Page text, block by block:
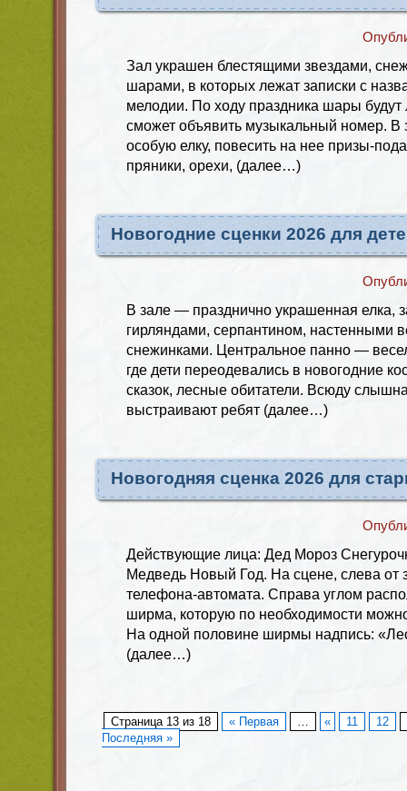
Зал украшен блестящими звездами,
шарами, в которых лежат записки с
мелодии. По ходу праздника шары
сможет объявить музыкальный номер. В
особую елку, повесить на нее призы-
пряники, орехи, (далее…)
Новогодние сценки 2026 для
В зале — празднично украшенная елка,
гирляндами, серпантином, настенными
снежинками. Центральное панно —
где дети переодевались в новогодние
сказок, лесные обитатели. Всюду
выстраивают ребят (далее…)
Новогодняя сценка 2026 для
Действующие лица: Дед Мороз
Медведь Новый Год. На сцене, слева от
телефона-автомата. Справа углом
ширма, которую по необходимости
На одной половине ширмы надпись:
(далее…)
Страница 13 из 18 « Первая … « 11 12
Последняя »